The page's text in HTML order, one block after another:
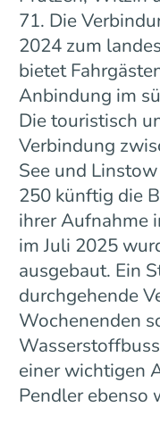
71. Die
2024 zum
bietet
Anbindung im
Die touristisch
Verbindung
See und
250 künftig die
ihrer Aufnahme
im Juli 2025
ausgebaut. Ein
durchgehende
Wochenenden
einer wichtigen
Pendler ebenso